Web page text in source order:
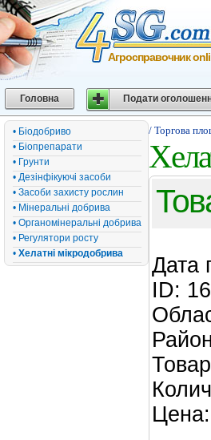
Агросправочник
Головна Подати
• Біодобриво
• Біопрепарати
• Грунти
• Дезінфікуючі засоби
• Засоби захисту рослин
• Мінеральні добрива
• Органомінеральні добрива
• Регулятори росту
• Хелатні мікродобрива
/ Торгова
Дата
ID:
Цена: